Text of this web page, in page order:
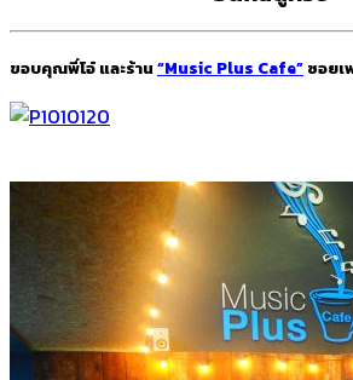
ขอบคุณพี่โอ๋ และร้าน “Music Plus Cafe” ซอยเ